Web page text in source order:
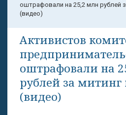
оштрафовали на 25,2 млн рублей
(видео)
Активистов
оштрафовали на
рублей за
(видео)